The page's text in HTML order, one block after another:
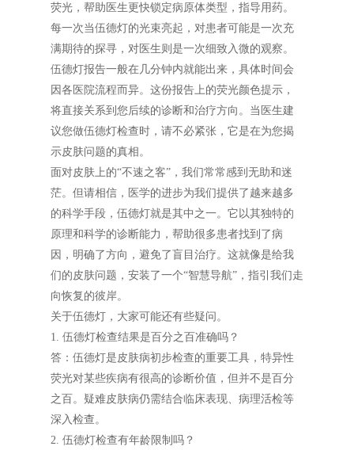
荧光，帮助医生更快锁定病原体类型，指导用药。
每一次当伍德灯的光束亮起，对患者可能是一次充
满期待的探寻，对医生则是一次细致入微的观察。
伍德灯报告一般在几分钟内就能出来，具体时间会
因各医院流程而异。这份报告上的荧光颜色提示，
将直接关系到您后续的诊断和治疗方向。当医生建
议您做伍德灯检查时，请不必紧张，它是在为您揭
示皮肤问题的真相。
面对皮肤上的“不速之客”，我们常常感到无助和迷
茫。但请相信，医学的进步为我们提供了越来越多
的科学手段，伍德灯就是其中之一。它以其独特的
原理和科学的诊断能力，帮助很多患者找到了病
因，明确了方向，避免了盲目治疗。这就像是给我
们的皮肤问题，安装了一个“智慧导航”，指引我们走
向恢复的彼岸。
关于伍德灯，大家可能还有些疑问。
1. 伍德灯检查结果是百分之百准确吗？
答：伍德灯是皮肤病初步检查的重要工具，特异性
荧光对某些疾病有很高的诊断价值，但并不是百分
之百。疑难皮肤病仍需结合临床表现、病理活检等
深入检查。
2. 伍德灯检查有年龄限制吗？